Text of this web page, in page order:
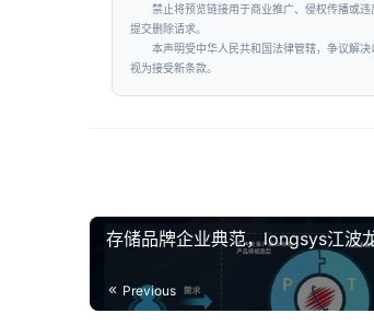
禁止将预览链接用于商业推广、侵权传播或
提交删除请求。
本声明受中华人民共和国法律管辖，争议解
视为接受新条款。
存储品牌企业典范，longsys江波
Previous